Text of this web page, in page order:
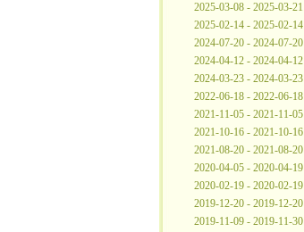
2025-03-08 - 2025-03-21
2025-02-14 - 2025-02-14
2024-07-20 - 2024-07-20
2024-04-12 - 2024-04-12
2024-03-23 - 2024-03-23
2022-06-18 - 2022-06-18
2021-11-05 - 2021-11-05
2021-10-16 - 2021-10-16
2021-08-20 - 2021-08-20
2020-04-05 - 2020-04-19
2020-02-19 - 2020-02-19
2019-12-20 - 2019-12-20
2019-11-09 - 2019-11-30